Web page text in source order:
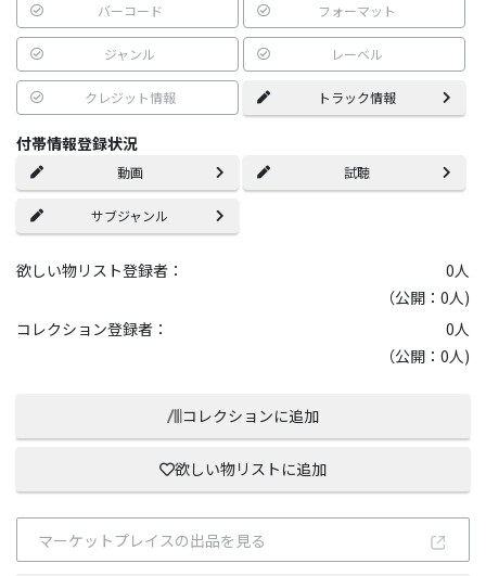
バーコード フォーマット
ジャンル レーベル
クレジット情報 トラック情報
付帯情報登録状況
動画 試聴
サブジャンル
欲しい物リスト登録者： 0人
（公開：0人)
コレクション登録者：
0人
（公開：0人)
コレクションに追加
欲しい物リストに追加
マーケットプレイスの出品を見る